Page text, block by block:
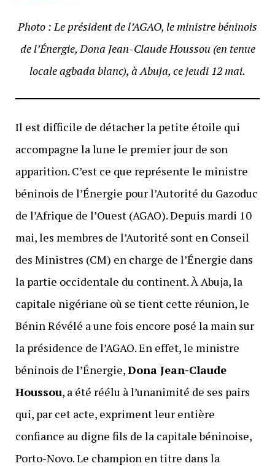
Photo : Le président de l’AGAO, le ministre béninois
de l’Énergie, Dona Jean-Claude Houssou (en tenue
locale agbada blanc), à Abuja, ce jeudi 12 mai.
Il est difficile de détacher la petite étoile qui
accompagne la lune le premier jour de son
apparition. C’est ce que représente le ministre
béninois de l’Énergie pour l’Autorité du Gazoduc
de l’Afrique de l’Ouest (AGAO). Depuis mardi 10
mai, les membres de l’Autorité sont en Conseil
des Ministres (CM) en charge de l’Énergie dans
la partie occidentale du continent. À Abuja, la
capitale nigériane où se tient cette réunion, le
Bénin Révélé a une fois encore posé la main sur
la présidence de l’AGAO. En effet, le ministre
béninois de l’Énergie,Dona Jean-Claude
Houssou, a été réélu à l’unanimité de ses pairs
qui, par cet acte, expriment leur entière
confiance au digne fils de la capitale béninoise,
Porto-Novo. Le champion en titre dans la